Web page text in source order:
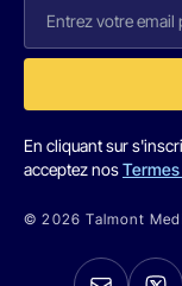
En cliquant sur
acceptez nos
© 2026 Talmont